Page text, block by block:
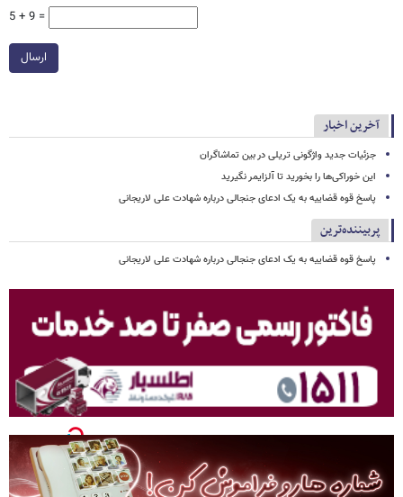
5 + 9 =
ارسال
آخرین اخبار
جزئیات جدید واژگونی تریلی در بین تماشاگران
این خوراکی‌ها را بخورید تا آلزایمر نگیرید
پاسخ قوه قضاییه به یک ادعای جنجالی درباره شهادت علی لاریجانی
پربیننده‌ترین
پاسخ قوه قضاییه به یک ادعای جنجالی درباره شهادت علی لاریجانی